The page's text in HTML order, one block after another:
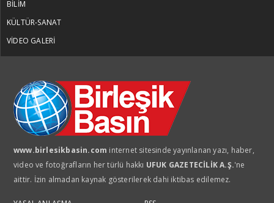
Bütçenin patronu kira oldu
Sessiz çarşılar daralan cüzdanlar
BİLİM
KÜLTÜR-SANAT
VİDEO GALERİ
www.birlesikbasin.com internet sitesinde yayınlanan yazı, haber,
video ve fotoğrafların her türlü hakkı UFUK GAZETECİLİK A.Ş.'ne
aittir. İzin almadan kaynak gösterilerek dahi iktibas edilemez.